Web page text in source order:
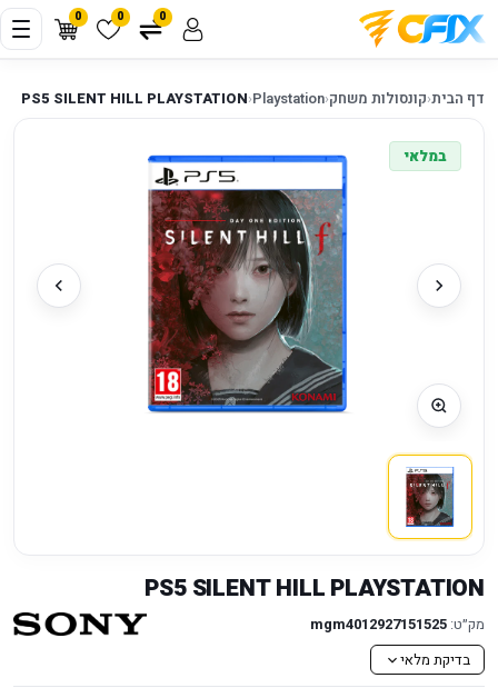
0 0 0
דף הבית‹קונסולות משחק‹
Playstation
‹
PS5 SILENT HILL PLAYSTATION
במלאי
PS5 SILENT HILL PLAYSTATION
מק״ט: mgm4012927151525
בדיקת מלאי